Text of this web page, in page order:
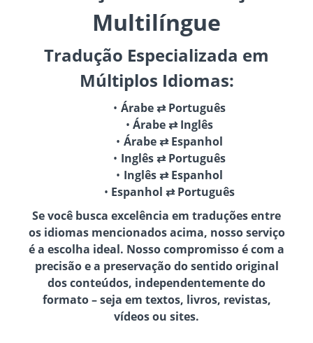
Multilíngue
Tradução Especializada em
Múltiplos Idiomas:
Árabe ⇄ Português
Árabe ⇄ Inglês
Árabe ⇄ Espanhol
Inglês ⇄ Português
Inglês ⇄ Espanhol
Espanhol ⇄ Português
Se você busca excelência em traduções entre
os idiomas mencionados acima, nosso serviço
é a escolha ideal. Nosso compromisso é com a
precisão e a preservação do sentido original
dos conteúdos, independentemente do
formato – seja em textos, livros, revistas,
vídeos ou sites.